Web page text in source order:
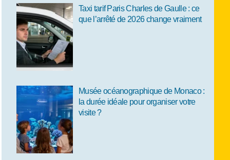
Taxi tarif Paris Charles de Gaulle : ce
que l’arrêté de 2026 change vraiment
Musée océanographique de Monaco :
la durée idéale pour organiser votre
visite ?